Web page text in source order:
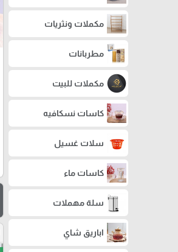
مكملات ونثريات
مطربانات
مكملات للبيت
كاسات نسكافيه
سلات غسيل
كاسات ماء
سلة مهملات
اباريق شاي